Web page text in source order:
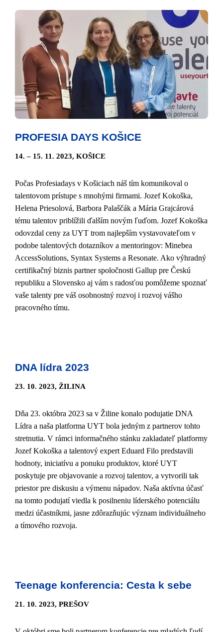
PROFESIA DAYS KOŠICE
14. – 15. 11. 2023, KOŠICE
Počas Profesiadays v Košiciach náš tím komunikoval o
talentovom prístupe s mnohými firmami. Jozef Kokoška,
Helena Priesolová, Barbora Palaščák a Mária Grajcárová
tému talentov priblížili ďalším novým ľuďom. Jozef Kokoška
odovzdal ceny za UYT trom najlepším vystavovateľom v
podobe talentových dotazníkov a mentoringov: Minebea
AccessSolutions, Syntax Systems a Resonate. Ako výhradný
certifikačný biznis partner spoločnosti Gallup pre Českú
republiku a Slovensko aj vám s radosťou pomôžeme spoznať
vaše talenty pre váš osobnostný rozvoj i rozvoj vášho
pracovného tímu.
DNA lídra 2023
23. 10. 2023, ŽILINA
Dňa 23. októbra 2023 sa v Žiline konalo podujatie DNA
Lídra a naša platforma UYT bola jedným z partnerov tohto
stretnutia. V rámci informačného stánku zakladateľ platformy
Jozef Kokoška a talentový expert Eduard Filo predstavili
hodnoty, iniciatívu a ponuku produktov, ktoré UYT
poskytuje pre objavovanie a rozvoj talentov, a vytvorili tak
priestor pre diskusiu a výmenu nápadov. Naša aktívna účasť
na tomto podujatí viedla k posilneniu líderského potenciálu
medzi účastníkmi, jasne zdôrazňujúc význam individuálneho
a tímového rozvoja.
Teenage konferencia: Cesta k sebe
21. 10. 2023, PREŠOV